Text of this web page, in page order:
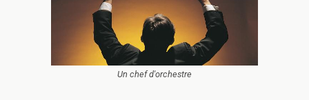
Un chef d'orchestre